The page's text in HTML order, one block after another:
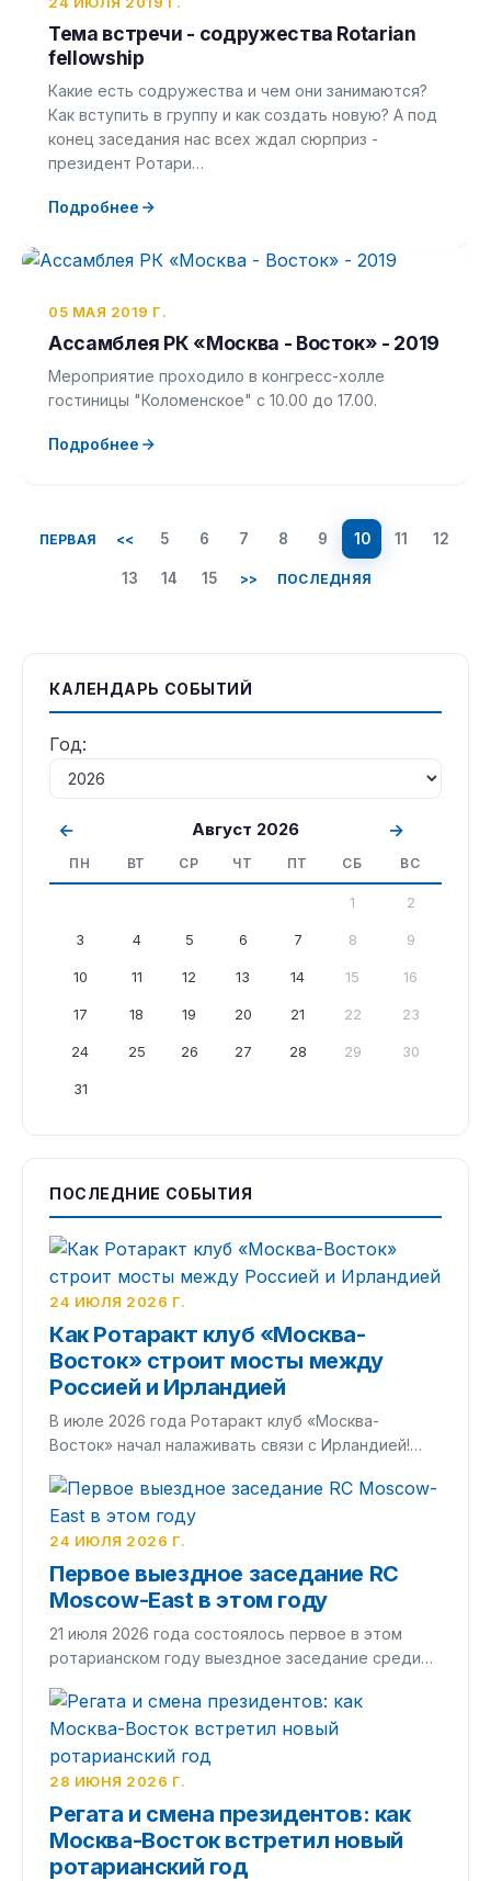
Тема встречи - содружества Rotarian
fellowship
Какие есть содружества и чем они занимаются?
Как вступить в группу и как создать новую? А под
конец заседания нас всех ждал сюрприз -
президент Ротари…
Подробнее
05 МАЯ 2019 Г.
Ассамблея РК «Москва - Восток» - 2019
Мероприятие проходило в конгресс-холле
гостиницы "Коломенское" с 10.00 до 17.00.
Подробнее
ПЕРВАЯ << 5 6 7 8 9 10 11 12
13 14 15 >> ПОСЛЕДНЯЯ
КАЛЕНДАРЬ СОБЫТИЙ
Год:
← Август 2026 →
ПН ВТ СР ЧТ ПТ СБ ВС
1 2
3 4 5 6 7 8 9
10 11 12 13 14 15 16
17 18 19 20 21 22 23
24 25 26 27 28 29 30
31
ПОСЛЕДНИЕ СОБЫТИЯ
24 ИЮЛЯ 2026 Г.
Как Ротаракт клуб «Москва-
Восток» строит мосты между
Россией и Ирландией
В июле 2026 года Ротаракт клуб «Москва-
Восток» начал налаживать связи с Ирландией!…
24 ИЮЛЯ 2026 Г.
Первое выездное заседание RC
Moscow-East в этом году
21 июля 2026 года состоялось первое в этом
ротарианском году выездное заседание среди…
28 ИЮНЯ 2026 Г.
Регата и смена президентов: как
Москва-Восток встретил новый
ротарианский год